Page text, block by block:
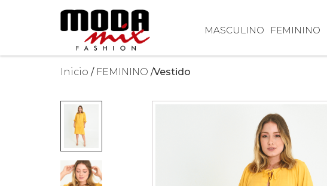
MASCULINO FEMININO
Inicio FEMININO Vestido